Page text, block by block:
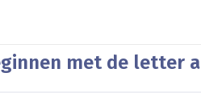
met de letter a